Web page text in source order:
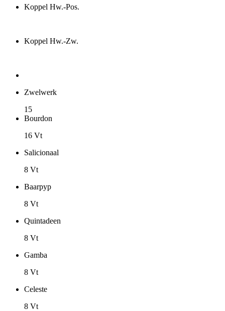
Koppel Hw.-Pos.
Koppel Hw.-Zw.
Zwelwerk
15
Bourdon
16 Vt
Salicionaal
8 Vt
Baarpyp
8 Vt
Quintadeen
8 Vt
Gamba
8 Vt
Celeste
8 Vt